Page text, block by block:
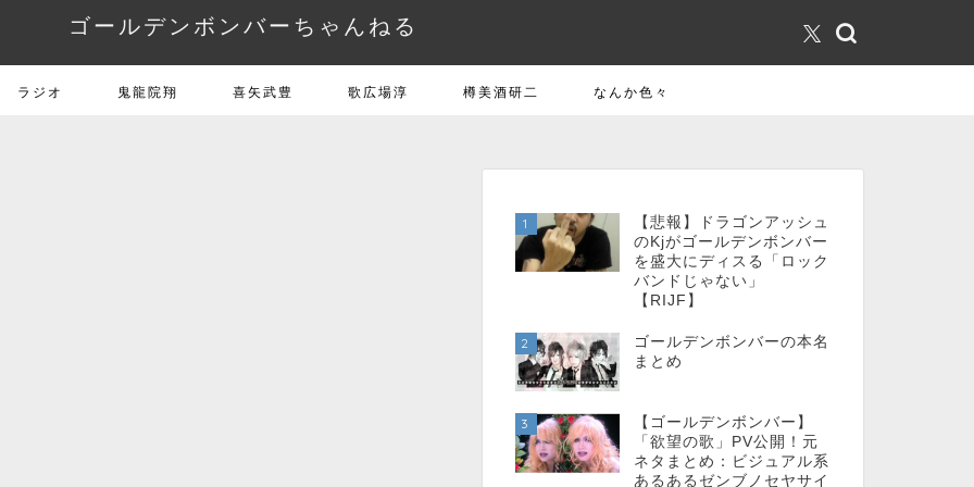
ゴールデンボンバーちゃんねる
ラジオ 鬼龍院翔 喜矢武豊 歌広場淳 樽美酒研二 なんか色々
1
【悲報】ドラゴンアッシュ
のKjがゴールデンボンバー
を盛大にディスる「ロック
バンドじゃない」
【RIJF】
2
ゴールデンボンバーの本名
まとめ
3
【ゴールデンボンバー】
「欲望の歌」PV公開！元
ネタまとめ：ビジュアル系
あるあるゼンブノセヤサイ